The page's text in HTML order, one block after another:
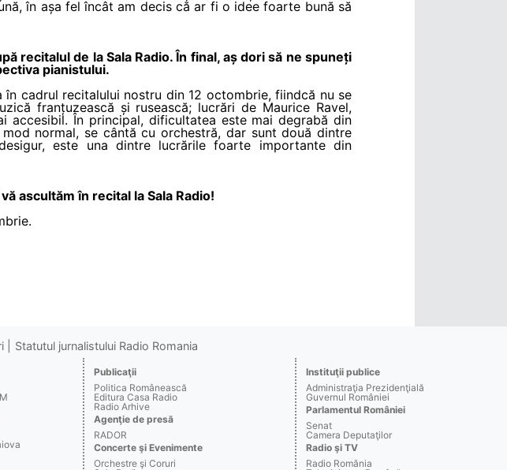
în așa fel încât am decis că ar fi o idee foarte bună să
recitalul de la Sala Radio. În final, aș dori să ne spuneți
pianistului.
cadrul recitalului nostru din 12 octombrie, fiindcă nu se
franțuzească și rusească; lucrări de Maurice Ravel,
accesibil. În principal, dificultatea este mai degrabă din
normal, se cântă cu orchestră, dar sunt două dintre
este una dintre lucrările foarte importante din
ascultăm în recital la Sala Radio!
Statutul jurnalistului Radio Romania
Publicaţii
Politica Românească
Editura Casa Radio
Radio Arhive
Agenţie de presă
RADOR
Concerte şi Evenimente
Orchestre şi Coruri
Instituţii publice
Administraţia Prezidenţială
Guvernul României
Parlamentul României
Senat
Camera Deputaţilor
Radio şi TV
Radio România